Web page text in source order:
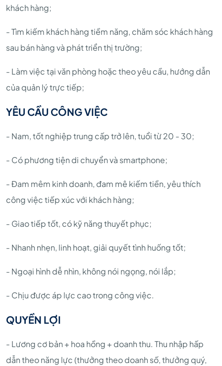
khách hàng;
- Tìm kiếm khách hàng tiềm năng, chăm sóc khách hàng
sau bán hàng và phát triển thị trường;
- Làm việc tại văn phòng hoặc theo yêu cầu, hướng dẫn
của quản lý trực tiếp;
YÊU CẦU CÔNG VIỆC
- Nam, tốt nghiệp trung cấp trở lên, tuổi từ 20 - 30;
- Có phương tiện di chuyển và smartphone;
- Đam mêm kinh doanh, đam mê kiếm tiền, yêu thích
công việc tiếp xúc với khách hàng;
- Giao tiếp tốt, có kỹ năng thuyết phục;
- Nhanh nhẹn, linh hoạt, giải quyết tình huống tốt;
- Ngoại hình dễ nhìn, không nói ngọng, nói lắp;
- Chịu được áp lực cao trong công việc.
QUYỀN LỢI
- Lương cơ bản + hoa hồng + doanh thu. Thu nhập hấp
dẫn theo năng lực (thưởng theo doanh số, thưởng quý,